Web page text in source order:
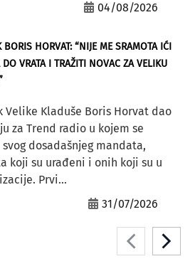
04/08/2026
BORIS HORVAT: “NIJE ME SRAMOTA IĆI
DO VRATA I TRAŽITI NOVAC ZA VELIKU
Velike Kladuše Boris Horvat dao
za Trend radio u kojem se
dosadašnjeg mandata,
koji su urađeni i onih koji su u
Prvi...
31/07/2026